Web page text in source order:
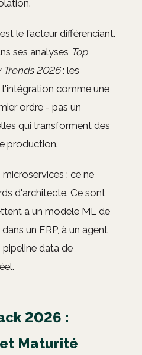
le facteur différenciant.
ses analyses Top
2026: les
comme une
ordre - pas un
qui transforment des
production.
: ce ne
d'architecte. Ce sont
à un modèle ML de
un ERP, à un agent
pipeline data de
2026 :
Maturité